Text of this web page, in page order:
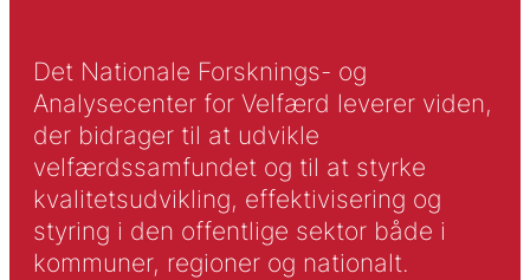
Det Nationale Forsknings- og
Analysecenter for Velfærd leverer viden,
der bidrager til at udvikle
velfærdssamfundet og til at styrke
kvalitetsudvikling, effektivisering og
styring i den offentlige sektor både i
kommuner, regioner og nationalt.